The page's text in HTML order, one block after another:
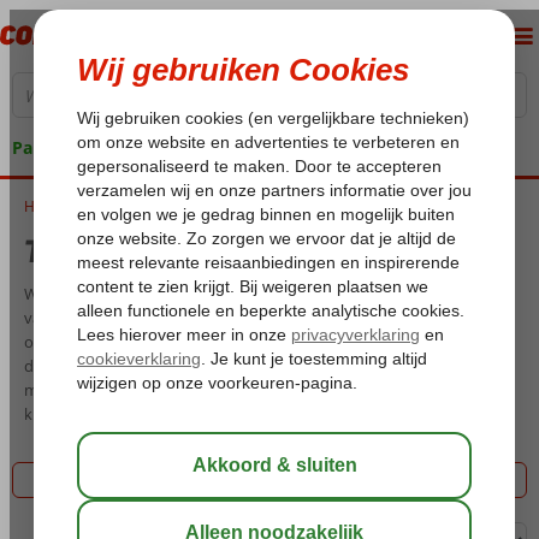
Pakketgarantie
Home Tenerife met kinderen
Tenerife met kinderen
Wilt u er met het hele gezin gezellig naar de zon? Wat dacht u dan
van een vakantie naar Tenerife? Kinderen vermaken zich de hele dag
onder de Spaanse zon en er is genoeg te doen voor jong en oud. Wat
dacht u van een dagje naar het grootste waterpark van Europa? Of
met het hele gezin survivalen in het Tenerife Jungle Park? Voor een
kindvriendelijke vakantie bent u in Tenerife op het juiste adres.
Filter 53 aanbiedingen